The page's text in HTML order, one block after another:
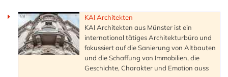
KAI Architekten
KAI Architekten aus Münster ist ein
international tätiges Architekturbüro und
fokussiert auf die Sanierung von Altbauten
und die Schaffung von Immobilien, die
Geschichte, Charakter und Emotion auss